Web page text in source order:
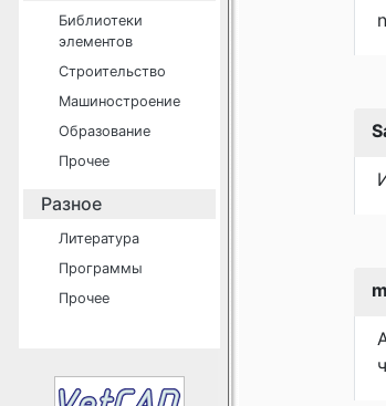
Библиотеки
элементов
Строительство
Машиностроение
Образование
Прочее
Разное
Литература
Программы
Прочее